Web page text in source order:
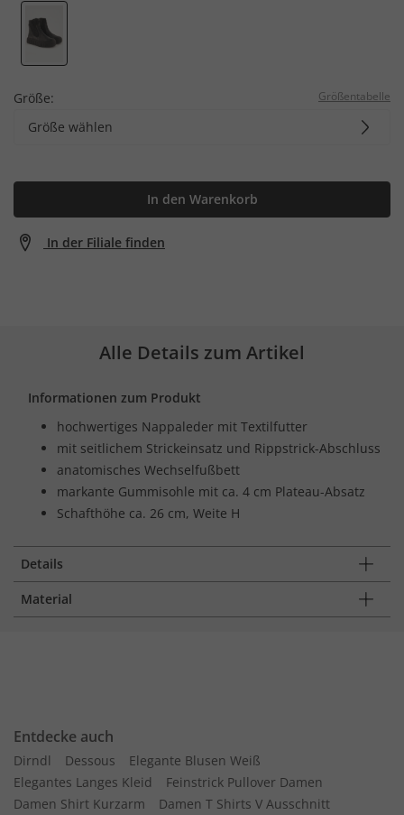
Größe: Größentabelle
Größe wählen
In den Warenkorb
In der Filiale finden
Alle Details zum Artikel
Informationen zum Produkt
hochwertiges Nappaleder mit Textilfutter
mit seitlichem Strickeinsatz und Rippstrick-Abschluss
anatomisches Wechselfußbett
markante Gummisohle mit ca. 4 cm Plateau-Absatz
Schafthöhe ca. 26 cm, Weite H
Details
Material
Entdecke auch
Dirndl Dessous
Elegante Blusen Weiß
Elegantes Langes Kleid
Feinstrick Pullover Damen
Damen Shirt Kurzarm
Damen T Shirts V Ausschnitt